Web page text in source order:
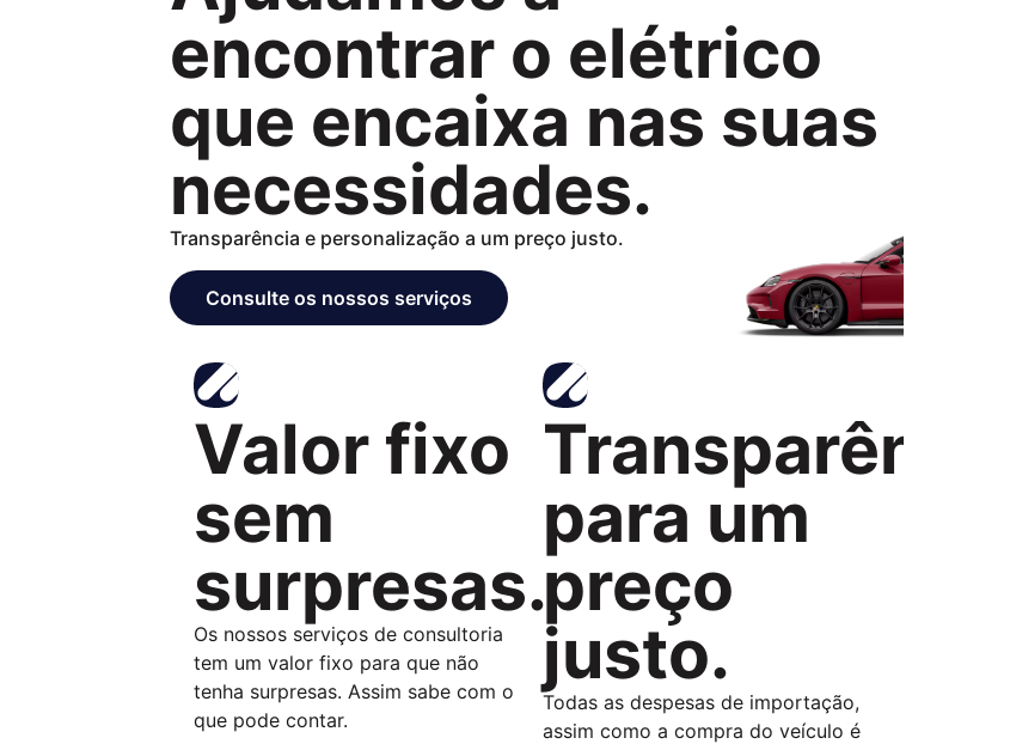
encontrar o elétrico
que encaixa nas suas
necessidades.
Transparência e personalização a um preço justo.
Consulte os nossos serviços
Valor fixo
sem
surpresas.
Os nossos serviços de consultoria
tem um valor fixo para que não
tenha surpresas. Assim sabe com o
que pode contar.
Transparência
para um
preço
justo.
Todas as despesas de importação,
assim como a compra do veículo é